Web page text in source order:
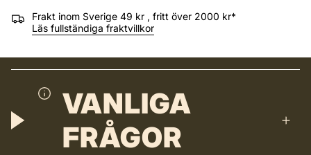
Frakt inom Sverige 49 kr , fritt över 2000 kr*
Läs fullständiga fraktvillkor
VANLIGA
FRÅGOR